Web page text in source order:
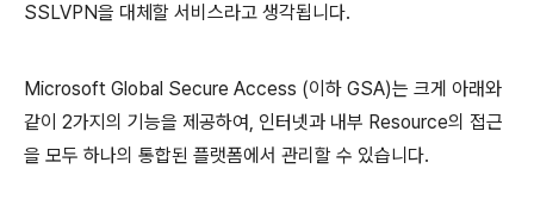
SSLVPN을 대체할 서비스라고 생각됩니다.
Microsoft Global Secure Access (이하 GSA)는 크게 아래와
같이 2가지의 기능을 제공하여, 인터넷과 내부 Resource의 접근
을 모두 하나의 통합된 플랫폼에서 관리할 수 있습니다.